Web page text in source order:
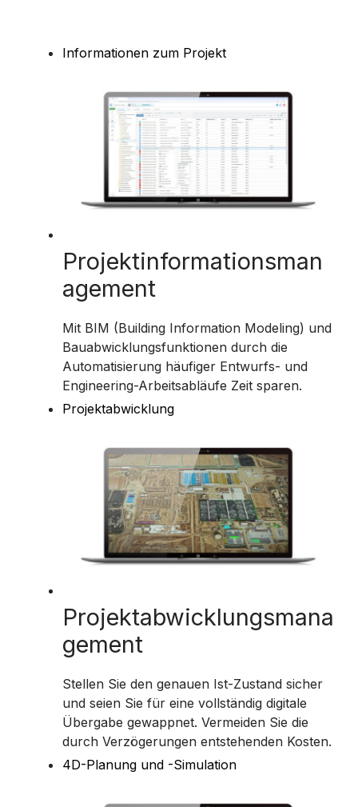
Informationen zum Projekt
Projektinformationsman
agement
Mit BIM (Building Information Modeling) und
Bauabwicklungsfunktionen durch die
Automatisierung häufiger Entwurfs- und
Engineering-Arbeitsabläufe Zeit sparen.
Projektabwicklung
Projektabwicklungsmana
gement
Stellen Sie den genauen Ist-Zustand sicher
und seien Sie für eine vollständig digitale
Übergabe gewappnet. Vermeiden Sie die
durch Verzögerungen entstehenden Kosten.
4D-Planung und -Simulation